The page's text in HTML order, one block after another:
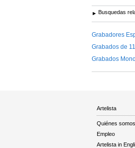
Busquedas
Grabadores
Grabados de
Grabados
Artelista
Quiénes somos
Empleo
Artelista in